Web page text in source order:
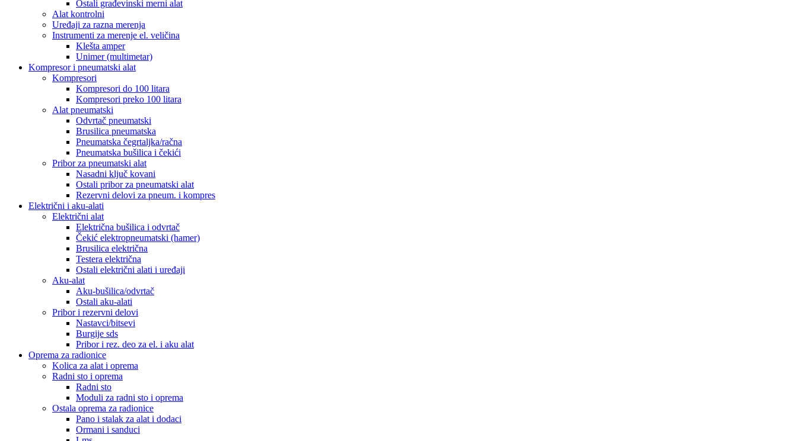
Ostali građevinski merni alat
Alat kontrolni
Uređaji za razna merenja
Instrumenti za merenje el. veličina
Klešta amper
Unimer (multimetar)
Kompresor i pneumatski alat
Kompresori
Kompresori do 100 litara
Kompresori preko 100 litara
Alat pneumatski
Odvrtač pneumatski
Brusilica pneumatska
Pneumatska čegrtaljka/račna
Pneumatska bušilica i čekići
Pribor za pneumatski alat
Nasadni ključ kovani
Ostali pribor za pneumatski alat
Rezervni delovi za pneum. i kompres
Električni i aku-alati
Električni alat
Električna bušilica i odvrtač
Čekić elektropneumatski (hamer)
Brusilica električna
Testera električna
Ostali električni alati i uređaji
Aku-alat
Aku-bušilica/odvrtač
Ostali aku-alati
Pribor i rezervni delovi
Nastavci/bitsevi
Burgije sds
Pribor i rez. deo za el. i aku alat
Oprema za radionice
Kolica za alat i oprema
Radni sto i oprema
Radni sto
Moduli za radni sto i oprema
Ostala oprema za radionice
Pano i stalak za alat i dodaci
Ormani i sanduci